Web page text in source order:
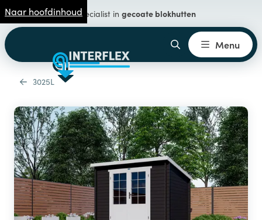
Naar hoofdinhoudSpecialist in gecoate blokhutten
Menu
3025L